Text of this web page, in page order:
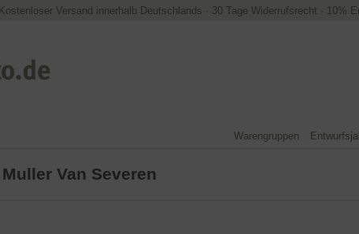
Kostenloser Versand innerhalb Deutschlands · 30 Tage Widerrufsrecht · 10%
Warengruppen
Muller Van Severen